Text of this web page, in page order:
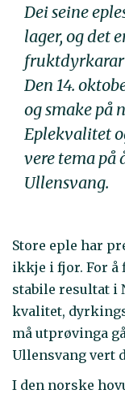
Dei seine
lager, og det
fruktdyrkarar
Den 14.
og smake på
Eplekvalitet
vere tema på
Ullensvang.
Store eple har
ikkje i fjor. For å
stabile resultat i
kvalitet,
må utprøvinga
Ullensvang vert
I den norske